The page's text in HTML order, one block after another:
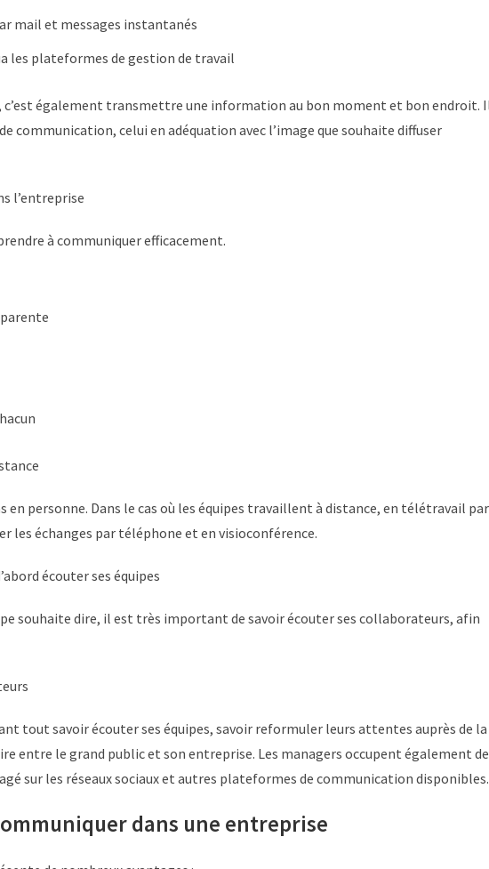
mail et messages instantanés
les plateformes de gestion de travail
c’est également transmettre une information au bon moment et bon endroit.
communication, celui en adéquation avec l’image que souhaite diffuser
l’entreprise
à communiquer efficacement.
personne. Dans le cas où les équipes travaillent à distance, en télétravail par
les échanges par téléphone et en visioconférence.
écouter ses équipes
souhaite dire, il est très important de savoir écouter ses collaborateurs, afin
tout savoir écouter ses équipes, savoir reformuler leurs attentes auprès de la
entre le grand public et son entreprise. Les managers occupent également
sur les réseaux sociaux et autres plateformes de communication disponibles.
dans une entreprise